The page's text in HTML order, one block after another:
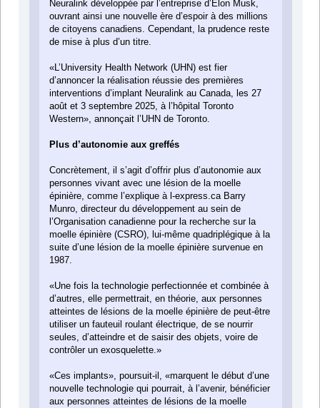
Neuralink développée par l’entreprise d’Elon Musk,
ouvrant ainsi une nouvelle ère d’espoir à des millions
de citoyens canadiens. Cependant, la prudence reste
de mise à plus d’un titre.
«L’University Health Network (UHN) est fier
d’annoncer la réalisation réussie des premières
interventions d’implant Neuralink au Canada, les 27
août et 3 septembre 2025, à l’hôpital Toronto
Western», annonçait l’UHN de Toronto.
Plus d’autonomie aux greffés
Concrètement, il s’agit d’offrir plus d’autonomie aux
personnes vivant avec une lésion de la moelle
épinière, comme l’explique à l-express.ca Barry
Munro, directeur du développement au sein de
l’Organisation canadienne pour la recherche sur la
moelle épinière (CSRO), lui-même quadriplégique à la
suite d’une lésion de la moelle épinière survenue en
1987.
«Une fois la technologie perfectionnée et combinée à
d’autres, elle permettrait, en théorie, aux personnes
atteintes de lésions de la moelle épinière de peut-être
utiliser un fauteuil roulant électrique, de se nourrir
seules, d’atteindre et de saisir des objets, voire de
contrôler un exosquelette.»
«Ces implants», poursuit-il, «marquent le début d’une
nouvelle technologie qui pourrait, à l’avenir, bénéficier
aux personnes atteintes de lésions de la moelle